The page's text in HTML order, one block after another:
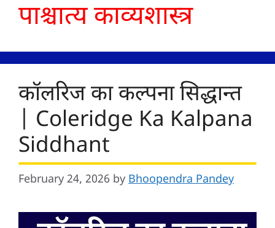
पाश्चात्य काव्यशास्त्र
कॉलरिज का कल्पना सिद्धान्त
| Coleridge Ka Kalpana
Siddhant
February 24, 2026 by Bhoopendra Pandey